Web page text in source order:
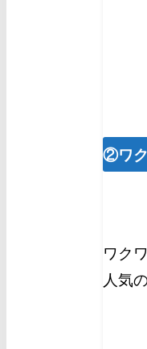
②ワ
ワク
人気